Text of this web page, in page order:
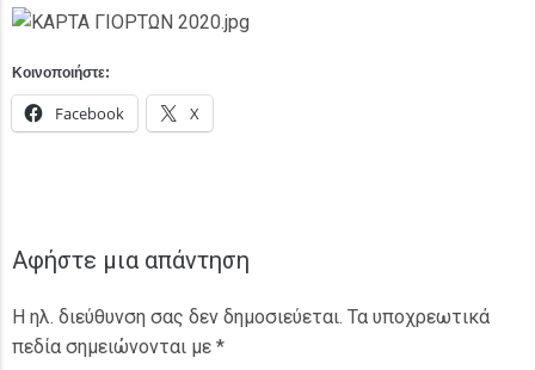
Κοινοποιήστε:
Facebook X
Αφήστε μια απάντηση
Η ηλ. διεύθυνση σας δεν δημοσιεύεται. Τα υποχρεωτικά
πεδία σημειώνονται με *